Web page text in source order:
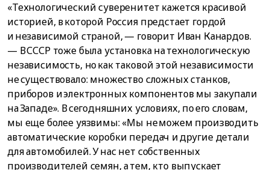
«Технологический суверенитет кажется красивой
историей, в которой Россия предстает гордой
и независимой страной, — говорит Иван Канардов.
— В СССР тоже была установка на технологическую
независимость, но как таковой этой независимости
не существовало: множество сложных станков,
приборов и электронных компонентов мы закупали
на Западе». В сегодняшних условиях, по его словам,
мы еще более уязвимы: «Мы не можем производить
автоматические коробки передач и другие детали
для автомобилей. У нас нет собственных
производителей семян, а тем, кто выпускает